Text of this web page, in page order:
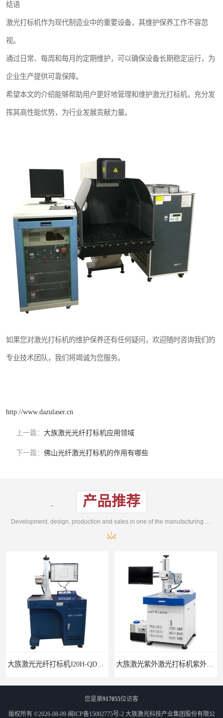
结语
激光打标机作为现代制造业中的重要设备，其维护保养工作不容忽
视。
通过日常、每周和每月的定期维护，可以确保设备长期稳定运行，为
企业生产提供可靠保障。
希望本文的介绍能够帮助用户更好地管理和维护激光打标机，充分发
挥其高性能优势，为行业发展贡献力量。
如果您对激光打标机的维护保养还有任何疑问，欢迎随时咨询我们的
专业技术团队，我们将竭诚为您服务。
http://www.dazulaser.cn
上一篇： 大族激光光纤打标机应用领域
下一篇： 佛山光纤激光打标机的作用有哪些
产品推荐
Development, design, production and sales in one of the manufacturing enterprises
大族激光光纤打标机J20H-QD光纤激光打标机 大族激光紫外激光打标机紫外打标机3W紫外机
您是第917055位访客
版权所有 ©2026-08-09 闽ICP备15002775号-2 大族激光科技产业集团股份有限公